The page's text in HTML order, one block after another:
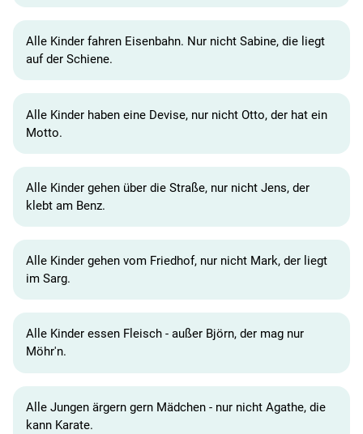
Alle Kinder fahren Eisenbahn. Nur nicht Sabine, die liegt
auf der Schiene.
Alle Kinder haben eine Devise, nur nicht Otto, der hat ein
Motto.
Alle Kinder gehen über die Straße, nur nicht Jens, der
klebt am Benz.
Alle Kinder gehen vom Friedhof, nur nicht Mark, der liegt
im Sarg.
Alle Kinder essen Fleisch - außer Björn, der mag nur
Möhr'n.
Alle Jungen ärgern gern Mädchen - nur nicht Agathe, die
kann Karate.